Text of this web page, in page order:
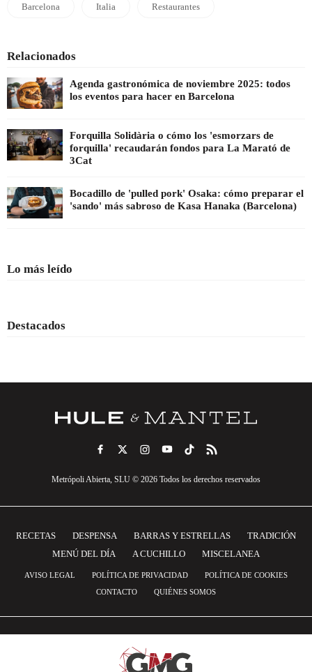
Barcelona Italia Restaurantes
Relacionados
Agenda gastronómica de noviembre 2025: todos
los eventos para hacer en Barcelona
Forquilla Solidària o cómo los 'esmorzars de
forquilla' recaudarán fondos para La Marató de
3Cat
Bocadillo de 'pulled pork' Osaka: cómo preparar el
'sando' más sabroso de Kasa Hanaka (Barcelona)
Lo más leído
Destacados
Metrópoli Abierta, SLU © 2026 Todos los derechos reservados
RECETAS DESPENSA BARRAS Y ESTRELLAS
TRADICIÓN
MENÚ DEL DÍA
A CUCHILLO MISCELANEA
AVISO LEGAL POLÍTICA DE PRIVACIDAD
POLÍTICA DE COOKIES
CONTACTO
QUIÉNES SOMOS